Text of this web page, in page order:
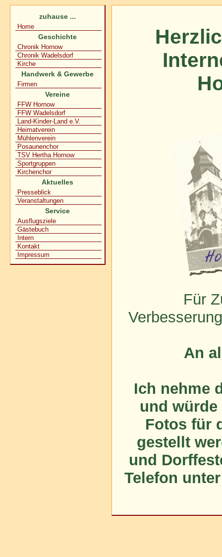
zuhause ...
Home
Geschichte
Chronik Hornow
Chronik Wadelsdorf
Kirche
Handwerk & Gewerbe
Firmen
Vereine
FFW Hornow
FFW Wadelsdorf
Land-Kinder-Land e.V.
Heimatverein
Mühlenverein
Posaunenchor
TSV Hertha Hornow
Sportgruppen
Kirchenchor
Aktuelles
Presseblick
Veranstaltungen
Service
Ausflugsziele
Gästebuch
Intern
Kontakt
Impressum
Für
An
Ich nehme
und
Fotos für
gestellt
und
Telefon